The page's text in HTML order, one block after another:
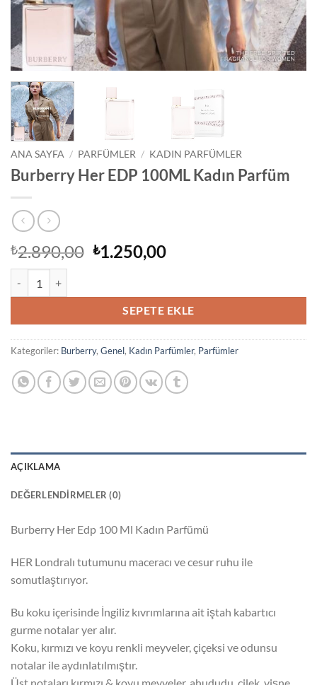
ANA SAYFA / PARFÜMLER / KADIN PARFÜMLER
Burberry Her EDP 100ML Kadın Parfüm
₺2.890,00 Orijinal
₺1.250,00Şu
₺1.250,00.
SEPETE EKLE
Kategoriler: Burberry, Genel, Kadın Parfümler, Parfümler
AÇIKLAMA
DEĞERLENDIRMELER (0)
Burberry Her Edp 100 Ml Kadın Parfümü
HER Londralı tutumunu maceracı ve cesur ruhu ile
somutlaştırıyor.
Bu koku içerisinde İngiliz kıvrımlarına ait iştah kabartıcı
gurme notalar yer alır.
Koku, kırmızı ve koyu renkli meyveler, çiçeksi ve odunsu
notalar ile aydınlatılmıştır.